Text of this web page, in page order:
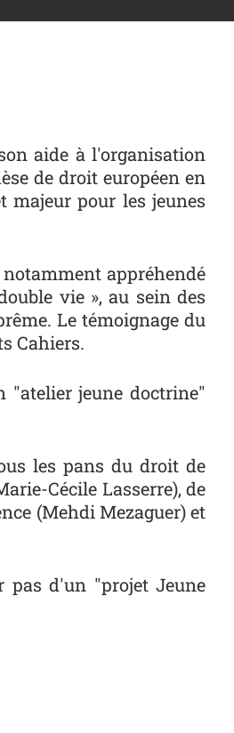
aide à l'organisation
de droit européen en
majeur pour les jeunes
notamment appréhendé
vie », au sein des
Le témoignage du
Cahiers.
"atelier jeune doctrine"
les pans du droit de
Cécile Lasserre), de
(Mehdi Mezaguer) et
pas d'un "projet Jeune